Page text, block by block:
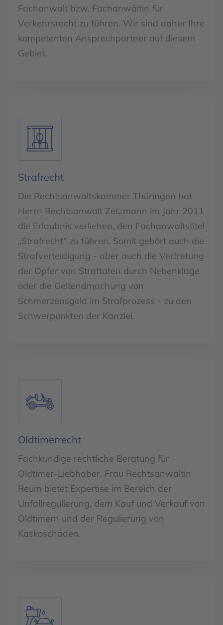
Fachanwalt bzw. Fachanwältin für
Verkehrsrecht zu führen. Wir sind daher Ihre
kompetenten Ansprechpartner auf diesem
Gebiet.
Strafrecht
Die Rechtsanwaltskammer Thüringen hat
Herrn Rechtsanwalt Zetzmann im Jahr 2011
die Erlaubnis verliehen, den Fachanwaltstitel
„Strafrecht" zu führen. Somit gehört auch die
Strafverteidigung - aber auch die Vertretung
der Opfer von Straftaten durch Nebenklage
oder die Geltendmachung von
Schmerzensgeld im Strafprozess - zu den
Schwerpunkten der Kanzlei.
Oldtimerrecht
Fachkundige rechtliche Beratung für
Oldtimer-Liebhaber. Frau Rechtsanwältin
Reum bietet Expertise im Bereich der
Unfallregulierung, dem Kauf und Verkauf von
Oldtimern und der Regulierung von
Kaskoschäden.